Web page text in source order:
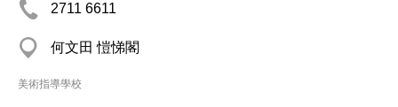
2711 6611
何文田 愷悌閣
美術指導學校